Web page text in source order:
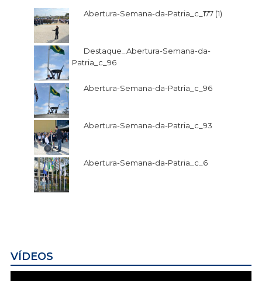
Abertura-Semana-da-Patria_c_177 (1)
Destaque_Abertura-Semana-da-
Patria_c_96
Abertura-Semana-da-Patria_c_96
Abertura-Semana-da-Patria_c_93
Abertura-Semana-da-Patria_c_6
VÍDEOS